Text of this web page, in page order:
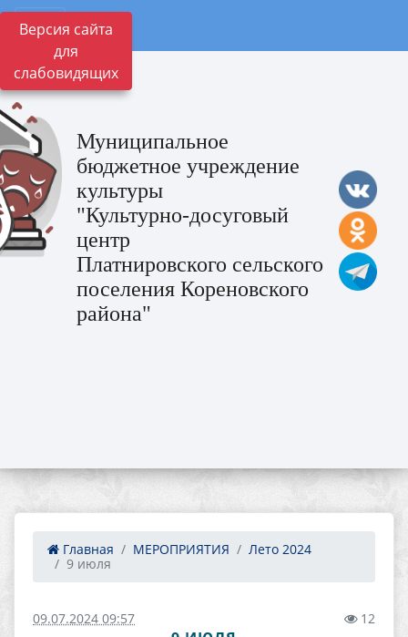
Версия сайта
для
слабовидящих
Муниципальное
бюджетное учреждение
культуры
"Культурно-досуговый
центр
Платнировского сельского
поселения Кореновского
района"
Главная МЕРОПРИЯТИЯ
Лето 2024
9 июля
09.07.2024 09:57 12